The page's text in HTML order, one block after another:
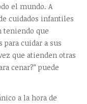
el mundo. A
cuidados infantiles
teniendo que
para cuidar a sus
que atienden otras
cenar?” puede
a la hora de